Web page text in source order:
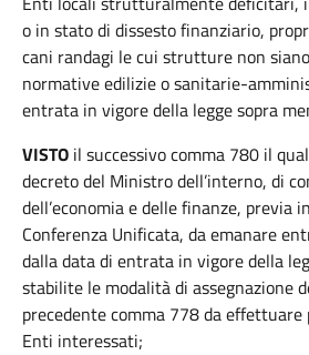
o in stato di dissesto finanziario,
cani randagi le cui strutture non
normative edilizie o sanitarie-
entrata in vigore della legge sopra
VISTO il successivo comma 780 il
decreto del Ministro dell’interno, di
dell’economia e delle finanze, previa
Conferenza Unificata, da emanare
dalla data di entrata in vigore della
stabilite le modalità di assegnazione
precedente comma 778 da
Enti interessati;